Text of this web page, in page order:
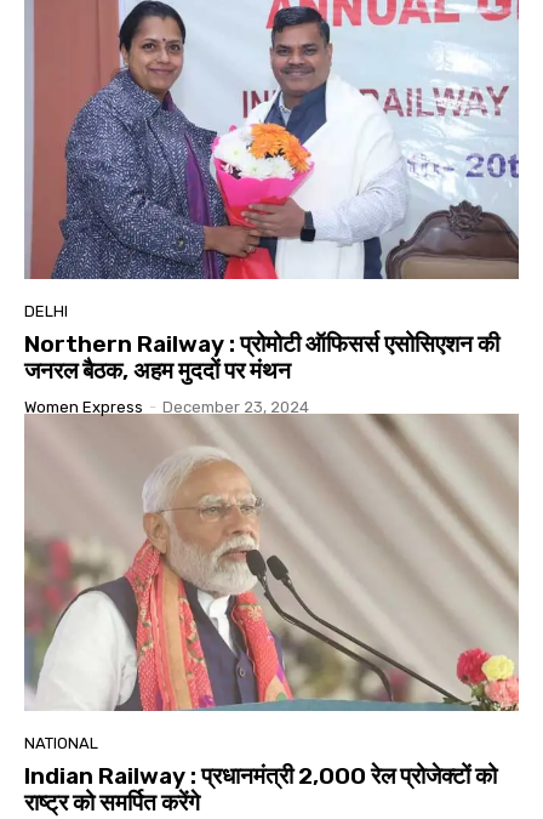
DELHI
Northern Railway : प्रोमोटी ऑफिसर्स एसोसिएशन की
जनरल बैठक, अहम मुददों पर मंथन
Women Express - December 23, 2024
NATIONAL
Indian Railway : प्रधानमंत्री 2,000 रेल प्रोजेक्टों को
राष्ट्र को समर्पित करेंगे